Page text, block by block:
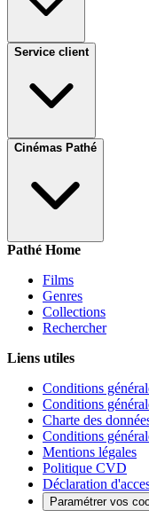
Service client
Cinémas Pathé
Pathé Home
Films
Genres
Collections
Rechercher
Liens utiles
Conditions
Conditions
Charte des
Conditions
Mentions légales
Politique CVD
Déclaration
Paramétrer vos